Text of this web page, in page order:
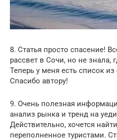
8. Статья просто спасение!
рассвет в Сочи, но не знала,
Теперь у меня есть список
Спасибо автору!
9. Очень полезная
анализ рынка и тренд на
Действительно, хочется
переполненное туристами.